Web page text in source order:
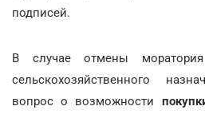
подписей.
В случае отмены
сельскохозяйственного
вопрос о возможности